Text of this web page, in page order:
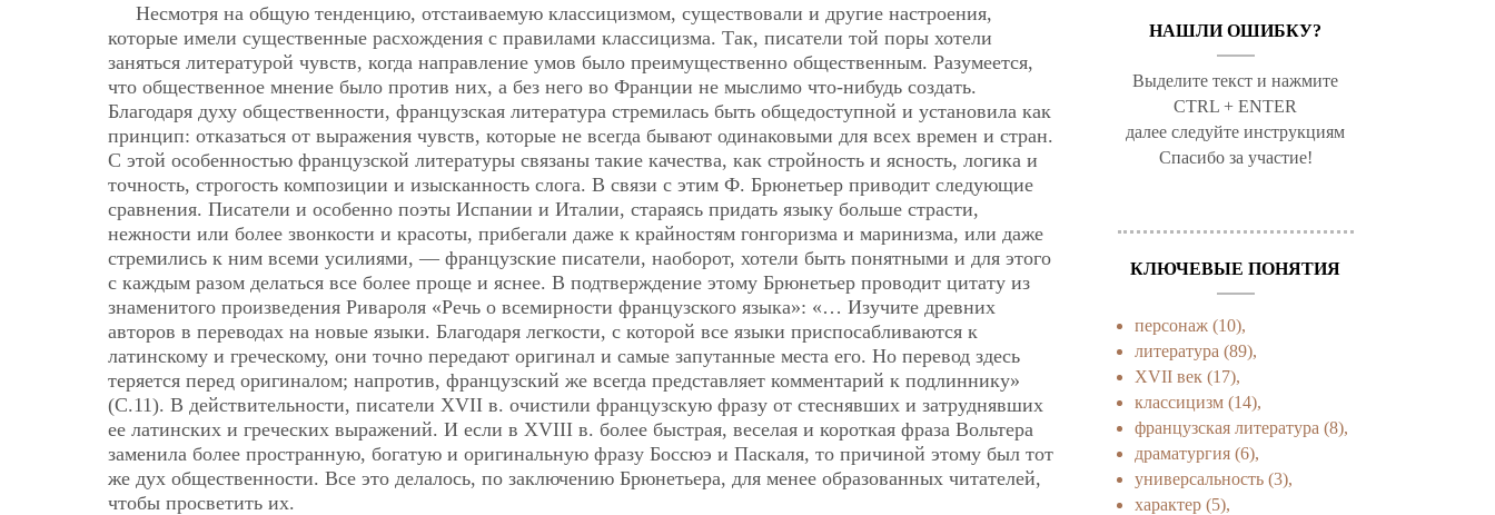
Несмотря на общую тенденцию, отстаиваемую классицизмом, существовали и другие настроения,
которые имели существенные расхождения с правилами классицизма. Так, писатели той поры хотели
заняться литературой чувств, когда направление умов было преимущественно общественным. Разумеется,
что общественное мнение было против них, а без него во Франции не мыслимо что-нибудь создать.
Благодаря духу общественности, французская литература стремилась быть общедоступной и установила как
принцип: отказаться от выражения чувств, которые не всегда бывают одинаковыми для всех времен и стран.
С этой особенностью французской литературы связаны такие качества, как стройность и ясность, логика и
точность, строгость композиции и изысканность слога. В связи с этим Ф. Брюнетьер приводит следующие
сравнения. Писатели и особенно поэты Испании и Италии, стараясь придать языку больше страсти,
нежности или более звонкости и красоты, прибегали даже к крайностям гонгоризма и маринизма, или даже
стремились к ним всеми усилиями, — французские писатели, наоборот, хотели быть понятными и для этого
с каждым разом делаться все более проще и яснее. В подтверждение этому Брюнетьер проводит цитату из
знаменитого произведения Ривароля «Речь о всемирности французского языка»: «… Изучите древних
авторов в переводах на новые языки. Благодаря легкости, с которой все языки приспосабливаются к
латинскому и греческому, они точно передают оригинал и самые запутанные места его. Но перевод здесь
теряется перед оригиналом; напротив, французский же всегда представляет комментарий к подлиннику»
(С.11). В действительности, писатели XVII в. очистили французскую фразу от стеснявших и затруднявших
ее латинских и греческих выражений. И если в XVIII в. более быстрая, веселая и короткая фраза Вольтера
заменила более пространную, богатую и оригинальную фразу Боссюэ и Паскаля, то причиной этому был тот
же дух общественности. Все это делалось, по заключению Брюнетьера, для менее образованных читателей,
чтобы просветить их.
НАШЛИ ОШИБКУ?
Выделите текст и нажмите
CTRL + ENTER
далее следуйте инструкциям
Спасибо за участие!
КЛЮЧЕВЫЕ ПОНЯТИЯ
персонаж (10),
литература (89),
XVII век (17),
классицизм (14),
французская литература (8),
драматургия (6),
универсальность (3),
характер (5),